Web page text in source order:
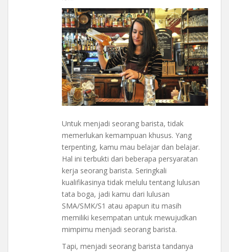
Untuk menjadi seorang barista, tidak
memerlukan kemampuan khusus. Yang
terpenting, kamu mau belajar dan belajar.
Hal ini terbukti dari beberapa persyaratan
kerja seorang barista. Seringkali
kualifikasinya tidak melulu tentang lulusan
tata boga, jadi kamu dari lulusan
SMA/SMK/S1 atau apapun itu masih
memiliki kesempatan untuk mewujudkan
mimpimu menjadi seorang barista.
Tapi, menjadi seorang barista tandanya